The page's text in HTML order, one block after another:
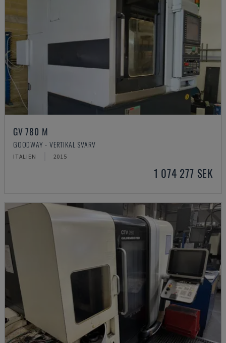
GV 780 M
GOODWAY - VERTIKAL SVARV
ITALIEN 2015
1 074 277 SEK